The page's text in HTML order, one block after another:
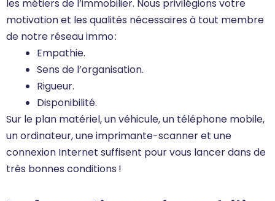
les métiers de l’immobilier. Nous privilégions votre
motivation et les qualités nécessaires à tout membre
de notre réseau immo :
Empathie.
Sens de l’organisation.
Rigueur.
Disponibilité.
Sur le plan matériel, un véhicule, un téléphone mobile,
un ordinateur, une imprimante-scanner et une
connexion Internet suffisent pour vous lancer dans de
très bonnes conditions !